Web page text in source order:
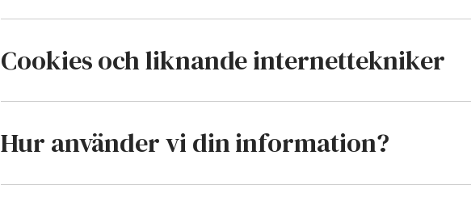
Cookies och liknande internettekniker
Hur använder vi din information?